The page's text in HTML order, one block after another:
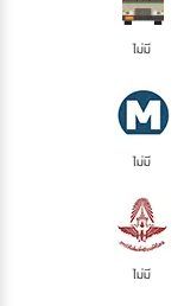
ไม่มี
ไม่มี
ไม่มี